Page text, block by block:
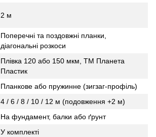
2 м
Поперечні та поздовжні планки,
діагональні розкоси
Плівка 120 або 150 мкм, ТМ Планета
Пластик
Планкове або пружинне (зигзаг‑профіль)
4 / 6 / 8 / 10 / 12 м (подовження +2 м)
На фундамент, балки або ґрунт
У комплекті